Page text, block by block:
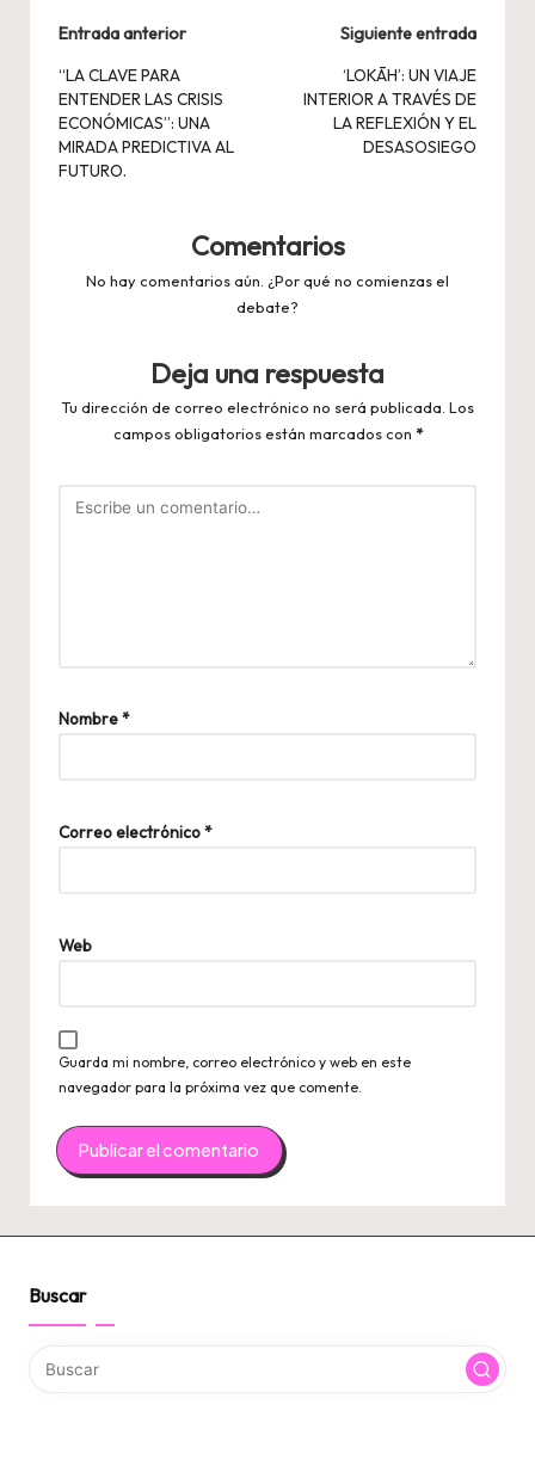
Navegación
de
entradas
Entrada anterior
“LA CLAVE PARA
ENTENDER LAS CRISIS
ECONÓMICAS”: UNA
MIRADA PREDICTIVA AL
FUTURO.
Siguiente entrada
‘LOKĀH’: UN VIAJE
INTERIOR A TRAVÉS DE
LA REFLEXIÓN Y EL
DESASOSIEGO
Comentarios
No hay comentarios aún. ¿Por qué no comienzas el
debate?
Deja una respuesta
Tu dirección de correo electrónico no será publicada. Los
campos obligatorios están marcados con *
Nombre*
Correo electrónico*
Web
Guarda mi nombre, correo electrónico y web en este
navegador para la próxima vez que comente.
Buscar